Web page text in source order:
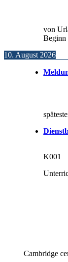
von
Beginn
10. August 2026
K001
Cambridge